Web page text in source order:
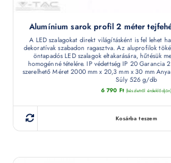
Alumínium sarok profil 2 méter
A LED szalagokat direkt világításként is fel lehet
dekoratívak szabadon ragasztva. Az aluprofilok
öntapadós LED szalagok eltakarására, hűtésük
homogénné tételére. IP védettség IP 20 Garancia
szerelhető Méret 2000 mm x 20,3 mm x 30 mm
Súly 526 g/db
6 790 Ft (készletről érdeklődjön)
Kosárba teszem